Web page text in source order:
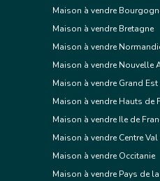
Maison à vendre
Maison à vendre Bretagne
Maison à vendre
Maison à vendre Nouvelle
Maison à vendre Grand Est
Maison à vendre Hauts de
Maison à vendre Ile de
Maison à vendre Centre
Maison à vendre Occitanie
Maison à vendre Pays de